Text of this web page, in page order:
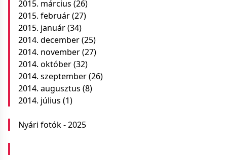
2015. március (26)
2015. február(27)
2015. január(34)
2014. december(25)
2014. november(27)
2014. október(32)
2014. szeptember(26)
2014. augusztus (8)
2014. július (1)
Nyári fotók - 2025